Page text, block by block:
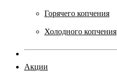
Горячего копчения
Холодного копчения
Акции